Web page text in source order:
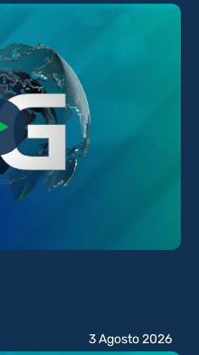
3 Agosto 2026